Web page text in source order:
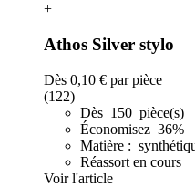
+
Athos Silver stylo
Dès 0,10 € par pièce
(122)
Dès 150 pièce(s)
Économisez 36%
Matière :
Réassort en cours
Voir l'article